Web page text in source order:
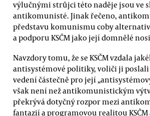
výlučnými strůjci této naděje jsou ve
antikomunisté. Jinak řečeno,
představu komunismu coby
a podporu KSČM jako její domnělé
Navzdory tomu, že se KSČM vzdala
antisystémové politiky, voliči ji
vedení částečně pro její
však není než antikomunistickým
překrývá dotyčný rozpor mezi
fantazií a programovou realitou KSČM